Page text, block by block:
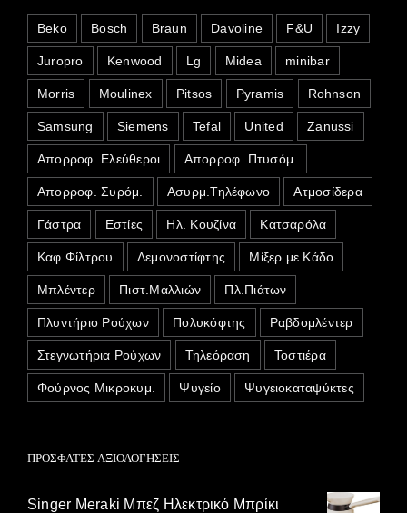
Beko Bosch Braun Davoline F&U Izzy
Juropro Kenwood Lg Midea minibar
Morris Moulinex Pitsos Pyramis Rohnson
Samsung Siemens Tefal United Zanussi
Απορροφ. Ελεύθεροι Απορροφ. Πτυσόμ.
Απορροφ. Συρόμ. Ασυρμ.Τηλέφωνο Ατμοσίδερα
Γάστρα Εστίες Ηλ. Κουζίνα Κατσαρόλα
Καφ.Φίλτρου Λεμονοστίφτης Μίξερ με Κάδο
Μπλέντερ Πιστ.Μαλλιών Πλ.Πιάτων
Πλυντήριο Ρούχων Πολυκόφτης Ραβδομλέντερ
Στεγνωτήρια Ρούχων Τηλεόραση Τοστιέρα
Φούρνος Μικροκυμ. Ψυγείο Ψυγειοκαταψύκτες
ΠΡΌΣΦΑΤΕΣ ΑΞΙΟΛΟΓΉΣΕΙΣ
Singer Meraki Μπεζ Ηλεκτρικό Μπρίκι